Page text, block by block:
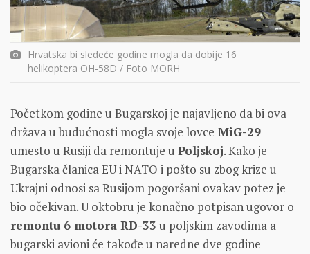
Hrvatska bi sledeće godine mogla da dobije 16
helikoptera OH-58D / Foto MORH
Početkom godine u Bugarskoj je najavljeno da bi ova
država u budućnosti mogla svoje lovce MiG-29
umesto u Rusiji da remontuje u Poljskoj. Kako je
Bugarska članica EU i NATO i pošto su zbog krize u
Ukrajni odnosi sa Rusijom pogoršani ovakav potez je
bio očekivan. U oktobru je konačno potpisan ugovor o
remontu 6 motora RD-33 u poljskim zavodima a
bugarski avioni će takođe u naredne dve godine